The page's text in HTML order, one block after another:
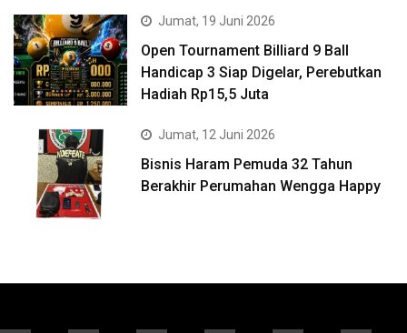
Jumat, 19 Juni 2026
Open Tournament Billiard 9 Ball
Handicap 3 Siap Digelar, Perebutkan
Hadiah Rp15,5 Juta
Jumat, 12 Juni 2026
Bisnis Haram Pemuda 32 Tahun
Berakhir Perumahan Wengga Happy